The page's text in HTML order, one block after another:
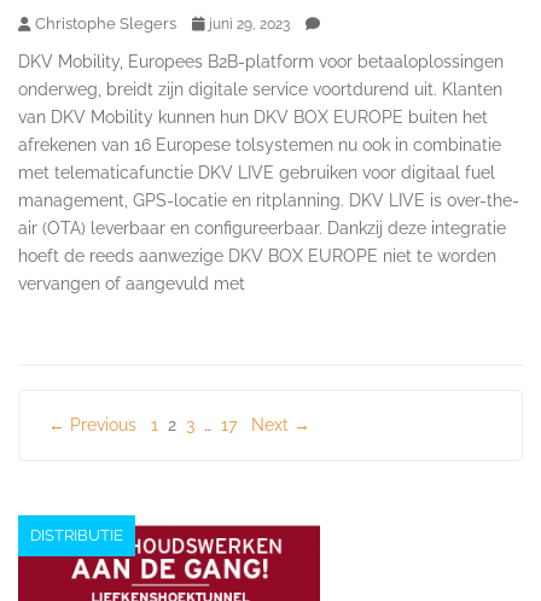
Christophe Slegers juni 29, 2023
DKV Mobility, Europees B2B-platform voor betaaloplossingen
onderweg, breidt zijn digitale service voortdurend uit. Klanten
van DKV Mobility kunnen hun DKV BOX EUROPE buiten het
afrekenen van 16 Europese tolsystemen nu ook in combinatie
met telematicafunctie DKV LIVE gebruiken voor digitaal fuel
management, GPS-locatie en ritplanning. DKV LIVE is over-the-
air (OTA) leverbaar en configureerbaar. Dankzij deze integratie
hoeft de reeds aanwezige DKV BOX EUROPE niet te worden
vervangen of aangevuld met
Berichten
← Previous 1 2 3 … 17 Next →
DISTRIBUTIE